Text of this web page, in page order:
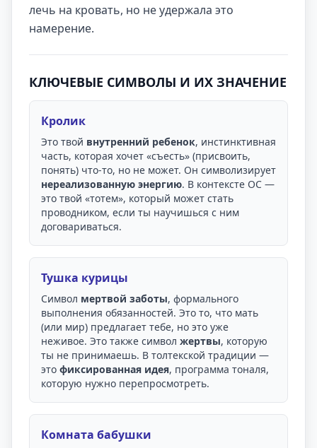
лечь на кровать, но не удержала это
намерение.
КЛЮЧЕВЫЕ СИМВОЛЫ И ИХ ЗНАЧЕНИЕ
Кролик
Это твой внутренний ребенок, инстинктивная
часть, которая хочет «съесть» (присвоить,
понять) что-то, но не может. Он символизирует
нереализованную энергию. В контексте ОС —
это твой «тотем», который может стать
проводником, если ты научишься с ним
договариваться.
Тушка курицы
Символ мертвой заботы, формального
выполнения обязанностей. Это то, что мать
(или мир) предлагает тебе, но это уже
неживое. Это также символ жертвы, которую
ты не принимаешь. В толтекской традиции —
это фиксированная идея, программа тоналя,
которую нужно перепросмотреть.
Комната бабушки